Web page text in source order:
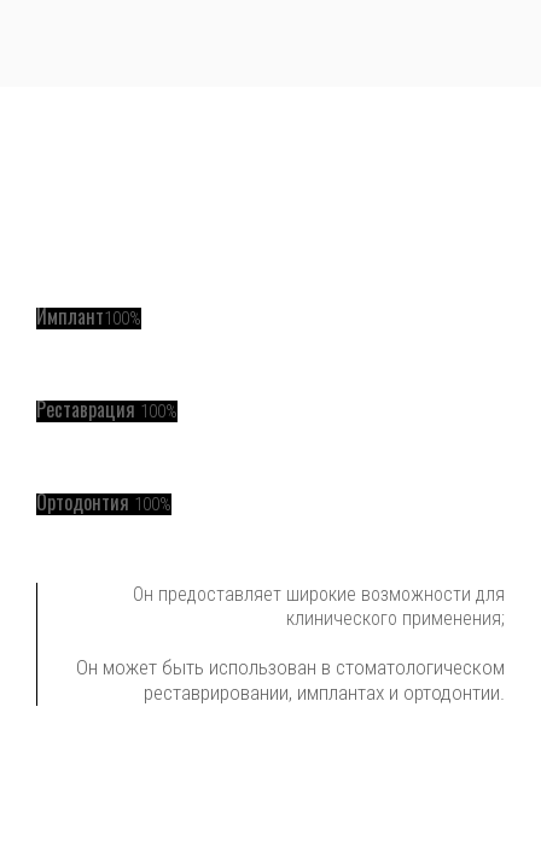
Имплант100%
Реставрация100%
Ортодонтия100%
Он предоставляет широкие возможности для
клинического применения;
Он может быть использован в стоматологическом
реставрировании, имплантах и ортодонтии.